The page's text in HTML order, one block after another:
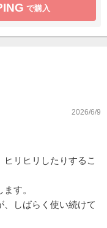
で購入
2026/6/9
リヒリしたりするこ
す。
しばらく使い続けて